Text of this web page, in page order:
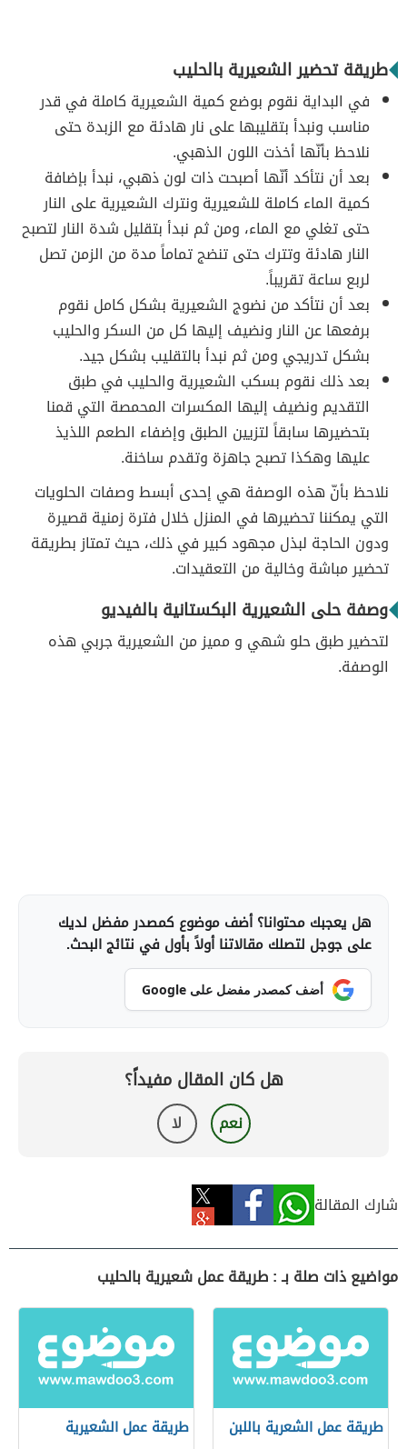
طريقة تحضير الشعيرية بالحليب
في البداية نقوم بوضع كمية الشعيرية كاملة في قدر
مناسب ونبدأ بتقليبها على نار هادئة مع الزبدة حتى
نلاحظ بأنّها أخذت اللون الذهبي.
بعد أن نتأكد أنّها أصبحت ذات لون ذهبي، نبدأ بإضافة
كمية الماء كاملة للشعيرية ونترك الشعيرية على النار
حتى تغلي مع الماء، ومن ثم نبدأ بتقليل شدة النار لتصبح
النار هادئة وتترك حتى تنضج تماماً مدة من الزمن تصل
لربع ساعة تقريباً.
بعد أن نتأكد من نضوج الشعيرية بشكل كامل نقوم
برفعها عن النار ونضيف إليها كل من السكر والحليب
بشكل تدريجي ومن ثم نبدأ بالتقليب بشكل جيد.
بعد ذلك نقوم بسكب الشعيرية والحليب في طبق
التقديم ونضيف إليها المكسرات المحمصة التي قمنا
بتحضيرها سابقاً لتزيين الطبق وإضفاء الطعم اللذيذ
عليها وهكذا تصبح جاهزة وتقدم ساخنة.
نلاحظ بأنّ هذه الوصفة هي إحدى أبسط وصفات الحلويات
التي يمكننا تحضيرها في المنزل خلال فترة زمنية قصيرة
ودون الحاجة لبذل مجهود كبير في ذلك، حيث تمتاز بطريقة
تحضير مباشة وخالية من التعقيدات.
وصفة حلى الشعيرية البكستانية بالفيديو
لتحضير طبق حلو شهي و مميز من الشعيرية جربي هذه
الوصفة.
هل يعجبك محتوانا؟ أضف موضوع كمصدر مفضل لديك
على جوجل لتصلك مقالاتنا أولاً بأول في نتائج البحث.
أضف كمصدر مفضل على Google
هل كان المقال مفيداً؟
نعم لا
شارك المقالة
مواضيع ذات صلة بـ : طريقة عمل شعيرية بالحليب
طريقة عمل الشعرية باللبن
طريقة عمل الشعيرية